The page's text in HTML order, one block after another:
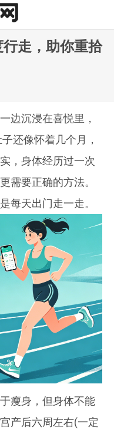
走，助你重拾
沉浸在喜悦里，
还像怀着几个月，
，身体经历过一次
需要正确的方法。
每天出门走一走。
瘦身，但身体不能
产后六周左右(一定